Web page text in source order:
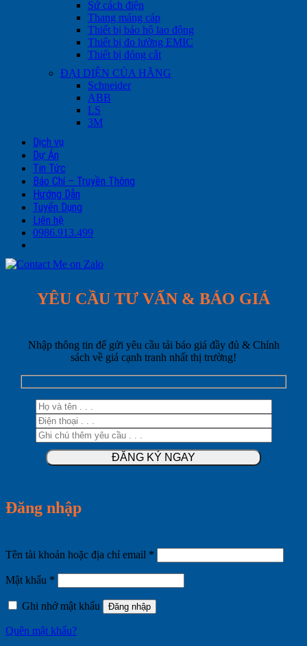
Sứ cách điện
Thang máng cáp
Thiết bị bảo hộ lao động
Thiết bị đo lường EMIC
Thiết bị đóng cắt
ĐẠI DIỆN CỦA HÃNG
Schneider
ABB
LS
3M
Dịch vụ
Dự Án
Tin Tức
Báo Chí – Truyền Thông
Hướng Dẫn
Tuyển Dụng
Liên hệ
0986.913.499
YÊU CẦU TƯ VẤN & BÁO GIÁ
Nhập thông tin để gửi yêu cầu tải báo giá đầy đủ & Chính
sách về giá cạnh tranh nhất thị trường!
Đăng nhập
Tên tài khoản hoặc địa chỉ email *
buộc
Mật khẩu *
buộc
Ghi nhớ mật khẩu
Đăng nhập
Quên mật khẩu?